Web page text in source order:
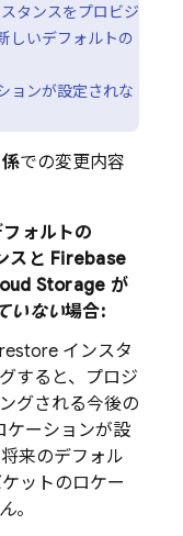
タンスをプロビジ
しいデフォルトの
ョンが設定されな
での変更内容
フォルトの
スと Firebase
Storage が
いない場合:
インスタ
すると、プロジ
グされる今後の
ケーションが設
来のデフォル
ットのロケー
。